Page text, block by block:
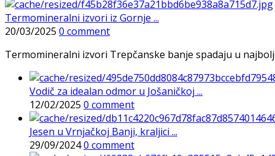
Termomineralni izvori iz Gornje ...
20/03/2025 0 comment
Termomineralni izvori Trepčanske banje spadaju u
Vodič za idealan odmor u Jošaničkoj ...
12/02/2025 0 comment
Jesen u Vrnjačkoj Banji, kraljici ...
29/09/20240 comment